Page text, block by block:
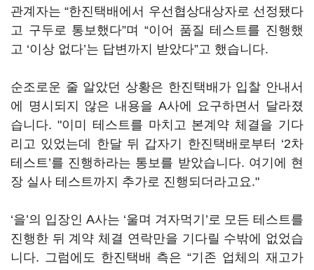
관계자는 “한진택배에서 우선협상대상자로 선정됐다
고 구두로 통보했다”며 “이어 품질 테스트를 진행했
고 ‘이상 없다’는 답변까지 받았다”고 했습니다.
순조로운 줄 알았던 상황은 한진택배가 입찰 안내서
에 명시되지 않은 내용을 A사에 요구하면서 달라졌
습니다. "이미 테스트를 마치고 본계약 체결을 기다
리고 있었는데 한달 뒤 갑자기 한진택배로부터 ‘2차
테스트’를 진행하라는 통보를 받았습니다. 여기에 현
장 실사 테스트까지 추가로 진행되더라고요."
‘을’의 입장인 A사는 ‘울며 겨자먹기’로 모든 테스트를
진행한 뒤 계약 체결 연락만을 기다릴 수밖에 없었습
니다. 그럼에도 한진택배 측은 “기존 업체의 재고가